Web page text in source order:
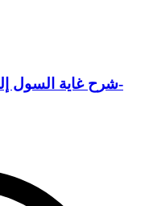
شرح غاية السول إلى علم الأصول -المجلس الخامس-